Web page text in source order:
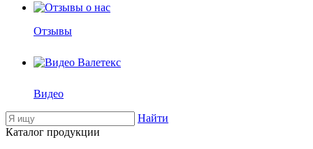
Отзывы
Видео
Найти
Каталог продукции